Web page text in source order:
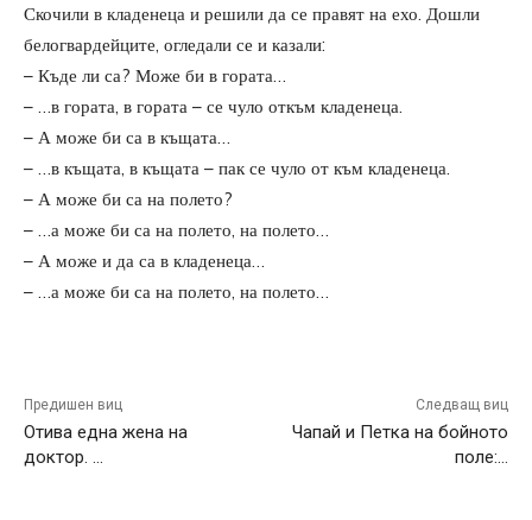
Скочили в кладенеца и решили да се правят на ехо. Дошли
белогвардейците, огледали се и казали:
– Къде ли са? Може би в гората…
– …в гората, в гората – се чуло откъм кладенеца.
– А може би са в къщата…
– …в къщата, в къщата – пак се чуло от към кладенеца.
– А може би са на полето?
– …а може би са на полето, на полето…
– А може и да са в кладенеца…
– …а може би са на полето, на полето…
Предишен виц
Отива една жена на
доктор. …
Следващ виц
Чапай и Петка на бойното
поле:…